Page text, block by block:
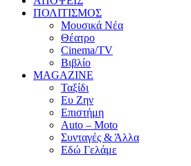
ΠΟΛΙΤΙΣΜΟΣ
Μουσικά Νέα
Θέατρο
Cinema/TV
Βιβλίο
MAGAZINE
Ταξίδι
Ευ Ζην
Επιστήμη
Auto – Moto
Συνταγές & Άλλα
Εδώ Γελάμε